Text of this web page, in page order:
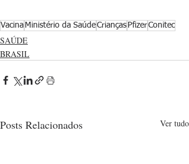
Vacina Ministério da SaúdeCrianças PfizerConitec
SAÚDE
BRASIL
Posts Relacionados Ver tudo